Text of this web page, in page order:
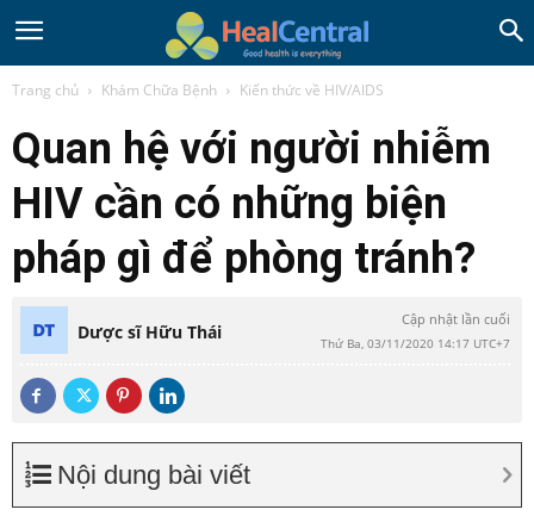
Trang chủ Khám Chữa Bệnh Kiến thức về HIV/AIDS
Quan hệ với người nhiễm
HIV cần có những biện
pháp gì để phòng tránh?
Dược sĩ Hữu Thái
Cập nhật lần cuối
Thứ Ba, 03/11/2020 14:17 UTC+7
Nội dung bài viết